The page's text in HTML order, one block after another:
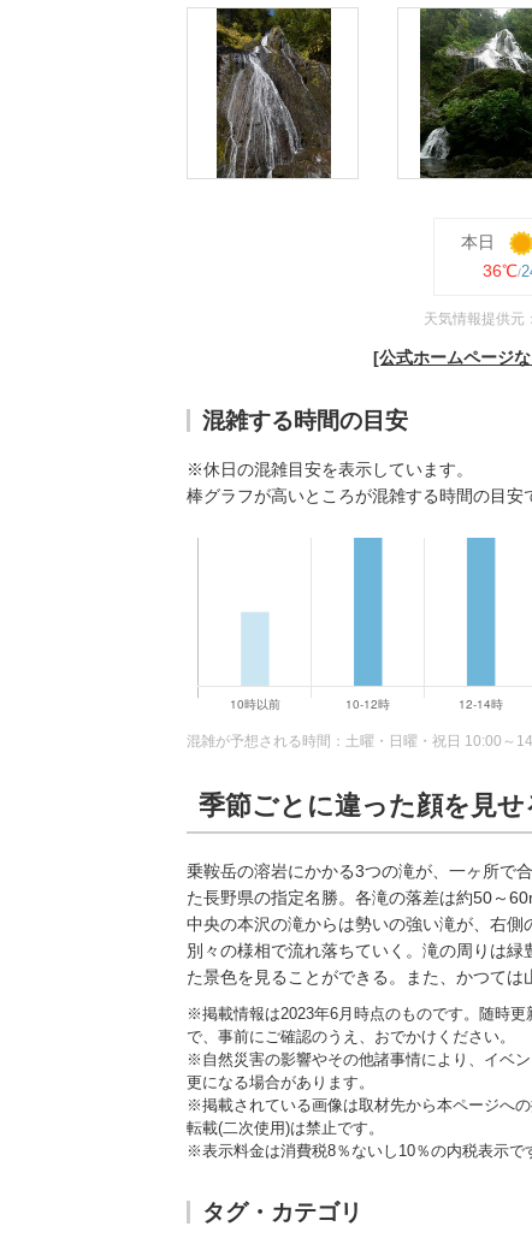
本日
36℃
天気情報提供元
[公式ホームページ
混雑する時間の目安
※休日の混雑目安を表示しています。
棒グラフが高いところが混雑する時間の目安
混雑が予想される時間：土曜・日曜・祝日 10:00～
季節ごとに違った顔を見せ
乗鞍岳の溶岩にかかる3つの滝が、一ヶ所で
た長野県の指定名勝。各滝の落差は約50～
中央の本沢の滝からは勢いの強い滝が、右
別々の様相で流れ落ちていく。滝の周りは
た景色を見ることができる。また、かつては
※掲載情報は2023年6月時点のものです。随時
で、事前にご確認のうえ、おでかけください。
※自然災害の影響やその他諸事情により、イベ
更になる場合があります。
※掲載されている画像は取材先から本ページへ
転載(二次使用)は禁止です。
※表示料金は消費税8％ないし10％の内税表示で
タグ・カテゴリ